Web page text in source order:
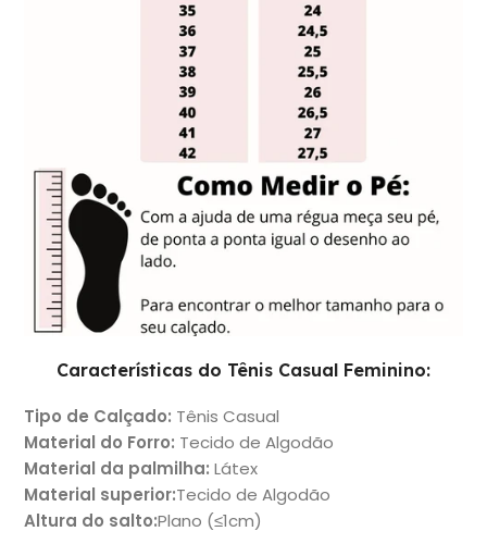
Características do Tênis Casual Feminino:
Tipo de Calçado: Tênis Casual
Material do Forro: Tecido de Algodão
Material da palmilha: Látex
Material superior:Tecido de Algodão
Altura do salto:Plano (≤1cm)